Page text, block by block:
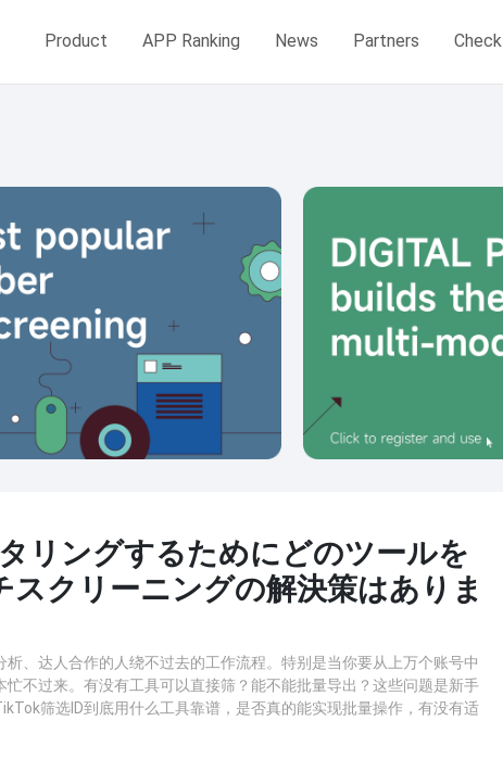
Product APP Ranking News Partners Check
リングするためにどのツールを
スクリーニングの解決策はありま
、达人合作的人绕不过去的工作流程。特别是当你要从上万个账号中
不过来。有没有工具可以直接筛？能不能批量导出？这些问题是新手
筛选ID到底用什么工具靠谱，是否真的能实现批量操作，有没有适